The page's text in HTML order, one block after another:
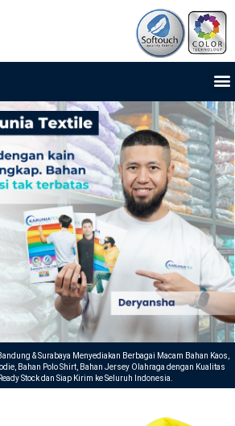
& Surabaya Menyediakan Berbagai Macam Bahan Kaos,
Bahan Polo Shirt, Bahan Jersey Olahraga dengan Kualitas
Stock dan Siap Kirim ke Seluruh Indonesia.